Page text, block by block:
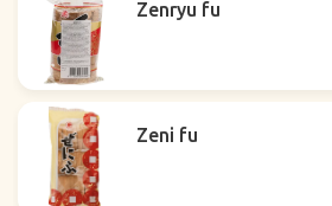
Zenryu fu
Zeni fu